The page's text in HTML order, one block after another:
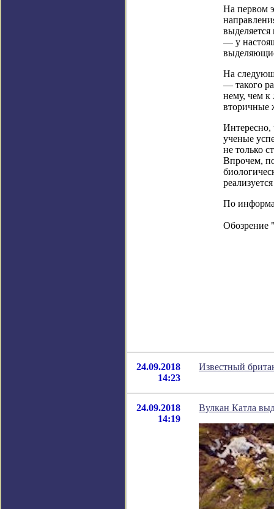
На первом
— у
На
— такого
нему, чем к
вторичные
Интересно,
ученые
не только
Впрочем,
По
Обозрение
24.09.2018
14:23
Известный
24.09.2018
14:19
Вулкан Катла